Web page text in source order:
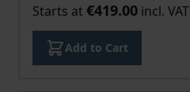
Starts at €419.00 incl. VAT
Add to Cart